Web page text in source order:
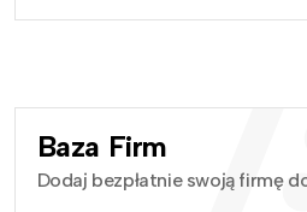
Baza Firm
Dodaj bezpłatnie swoją firmę